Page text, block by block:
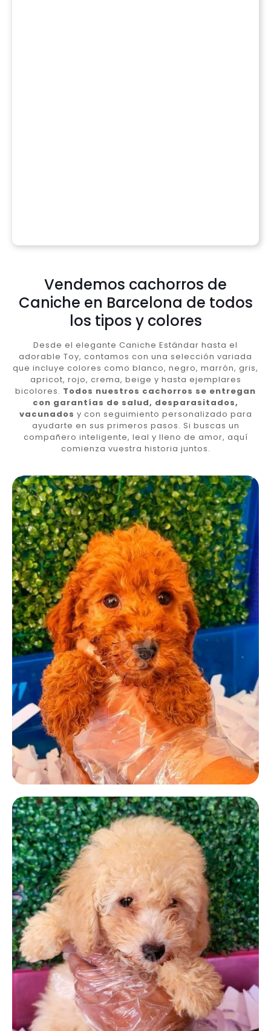
Vendemos cachorros de
Caniche en Barcelona de todos
los tipos y colores
Desde el elegante Caniche Estándar hasta el
adorable Toy, contamos con una selección variada
que incluye colores como blanco, negro, marrón, gris,
apricot, rojo, crema, beige y hasta ejemplares
bicolores. Todos nuestros cachorros se entregan
con garantías de salud, desparasitados,
vacunados y con seguimiento personalizado para
ayudarte en sus primeros pasos. Si buscas un
compañero inteligente, leal y lleno de amor, aquí
comienza vuestra historia juntos.